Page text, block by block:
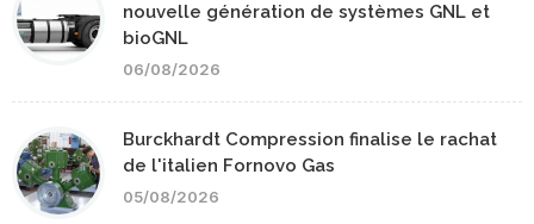
nouvelle génération de systèmes GNL et
bioGNL
06/08/2026
Burckhardt Compression finalise le rachat
de l'italien Fornovo Gas
05/08/2026